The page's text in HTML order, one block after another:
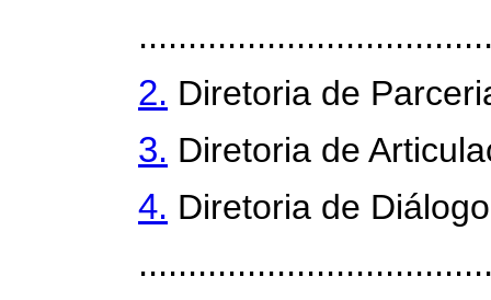
2. Diretoria de
3. Diretoria de
4. Diretoria de